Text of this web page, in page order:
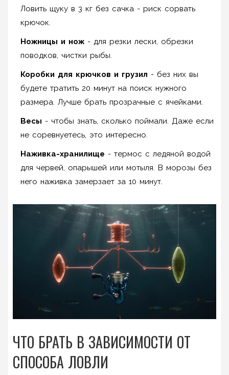
Ловить щуку в 3 кг без сачка - риск сорвать
крючок.
Ножницы и нож - для резки лески, обрезки
поводков, чистки рыбы.
Коробки для крючков и грузил - без них вы
будете тратить 20 минут на поиск нужного
размера. Лучше брать прозрачные с ячейками.
Весы - чтобы знать, сколько поймали. Даже если
не соревнуетесь, это интересно.
Наживка-хранилище - термос с ледяной водой
для червей, опарышей или мотыля. В морозы без
него наживка замерзает за 10 минут.
ЧТО БРАТЬ В ЗАВИСИМОСТИ ОТ
СПОСОБА ЛОВЛИ